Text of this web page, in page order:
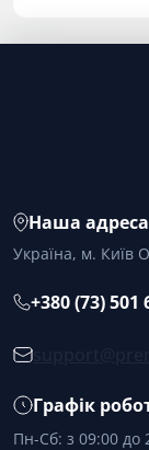
Наша адреса
Україна, м. Київ
+380 (73) 501
Графік
Пн-Сб: з 09:00 до